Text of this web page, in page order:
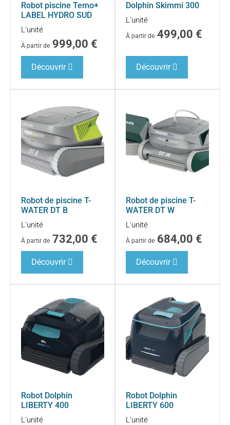
Robot piscine Temo+
LABEL HYDRO SUD
L'unité
À partir de 999,00 €
Découvrir
Dolphin Skimmi 300
L'unité
À partir de 499,00 €
Découvrir
Robot de piscine T-
WATER DT B
L'unité
À partir de 732,00 €
Découvrir
Robot de piscine T-
WATER DT W
L'unité
À partir de 684,00 €
Découvrir
Robot Dolphin
LIBERTY 400
L'unité
Robot Dolphin
LIBERTY 600
L'unité